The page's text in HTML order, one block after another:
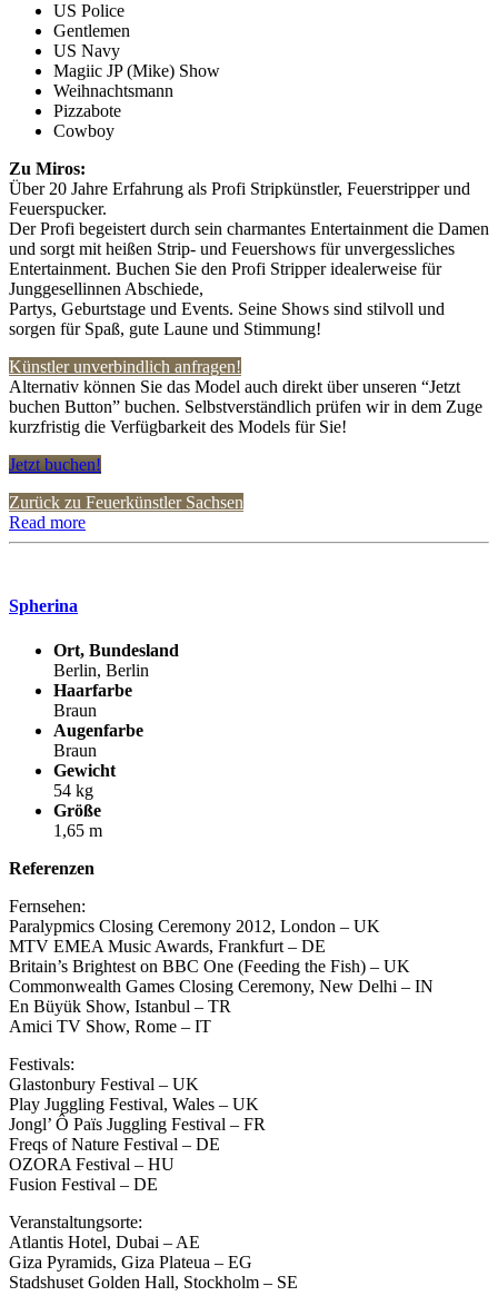
US Police
Gentlemen
US Navy
Magiic JP (Mike) Show
Weihnachtsmann
Pizzabote
Cowboy
Zu Miros:
Über 20 Jahre Erfahrung als Profi Stripkünstler, Feuerstripper und
Feuerspucker.
Der Profi begeistert durch sein charmantes Entertainment die Damen
und sorgt mit heißen Strip- und Feuershows für unvergessliches
Entertainment. Buchen Sie den Profi Stripper idealerweise für
Junggesellinnen Abschiede,
Partys, Geburtstage und Events. Seine Shows sind stilvoll und
sorgen für Spaß, gute Laune und Stimmung!
Künstler unverbindlich anfragen!
Alternativ können Sie das Model auch direkt über unseren “Jetzt
buchen Button” buchen. Selbstverständlich prüfen wir in dem Zuge
kurzfristig die Verfügbarkeit des Models für Sie!
Jetzt buchen!
Zurück zu Feuerkünstler Sachsen
Read more
Spherina
Ort, Bundesland
Berlin, Berlin
Haarfarbe
Braun
Augenfarbe
Braun
Gewicht
54 kg
Größe
1,65 m
Referenzen
Fernsehen:
Paralypmics Closing Ceremony 2012, London – UK
MTV EMEA Music Awards, Frankfurt – DE
Britain’s Brightest on BBC One (Feeding the Fish) – UK
Commonwealth Games Closing Ceremony, New Delhi – IN
En Büyük Show, Istanbul – TR
Amici TV Show, Rome – IT
Festivals:
Glastonbury Festival – UK
Play Juggling Festival, Wales – UK
Jongl’ Ô Païs Juggling Festival – FR
Freqs of Nature Festival – DE
OZORA Festival – HU
Fusion Festival – DE
Veranstaltungsorte:
Atlantis Hotel, Dubai – AE
Giza Pyramids, Giza Plateua – EG
Stadshuset Golden Hall, Stockholm – SE